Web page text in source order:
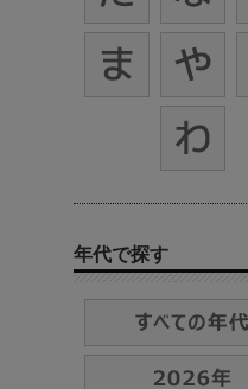
年代で探す